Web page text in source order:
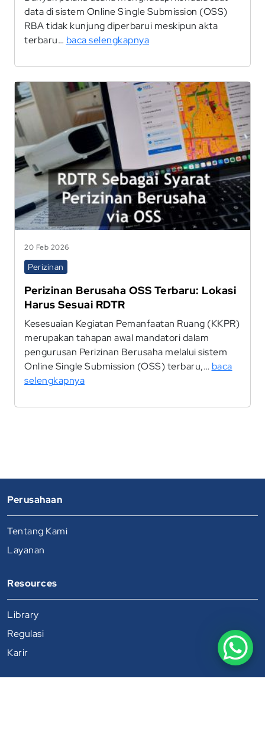
data di sistem Online Single Submission (OSS)
RBA tidak kunjung diperbarui meskipun akta
terbaru… baca selengkapnya
20 Feb 2026
Perizinan
Perizinan Berusaha OSS Terbaru: Lokasi
Harus Sesuai RDTR
Kesesuaian Kegiatan Pemanfaatan Ruang (KKPR)
merupakan tahapan awal mandatori dalam
pengurusan Perizinan Berusaha melalui sistem
Online Single Submission (OSS) terbaru,… baca
selengkapnya
Perusahaan
Tentang Kami
Layanan
Resources
Library
Regulasi
Karir